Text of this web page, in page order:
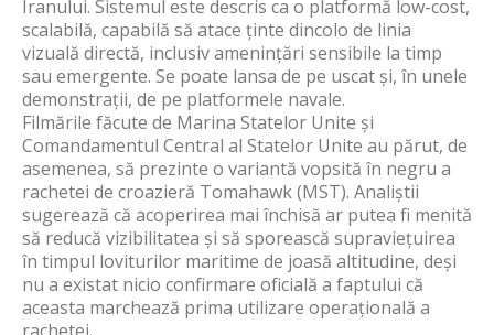
Iranului. Sistemul este descris ca o platformă low-cost,
scalabilă, capabilă să atace ținte dincolo de linia
vizuală directă, inclusiv amenințări sensibile la timp
sau emergente. Se poate lansa de pe uscat și, în unele
demonstrații, de pe platformele navale.
Filmările făcute de Marina Statelor Unite și
Comandamentul Central al Statelor Unite au părut, de
asemenea, să prezinte o variantă vopsită în negru a
rachetei de croazieră Tomahawk (MST). Analiștii
sugerează că acoperirea mai închisă ar putea fi menită
să reducă vizibilitatea și să sporească supraviețuirea
în timpul loviturilor maritime de joasă altitudine, deși
nu a existat nicio confirmare oficială a faptului că
aceasta marchează prima utilizare operațională a
rachetei.